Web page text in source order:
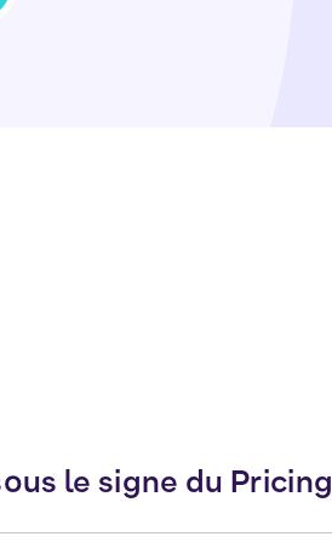
le signe du Pricing